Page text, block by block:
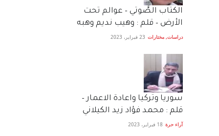
الكتاب الصَّوتي – عوالم تحت
الأرض – قلم : وهيب نديم وهبه
دراسات, مختارات 23 فبراير، 2023
سوريا وتركيا واعادة الاعمار –
قلم : محمد فؤاد زيد الكيلاني
آراء حرة 18 فبراير، 2023